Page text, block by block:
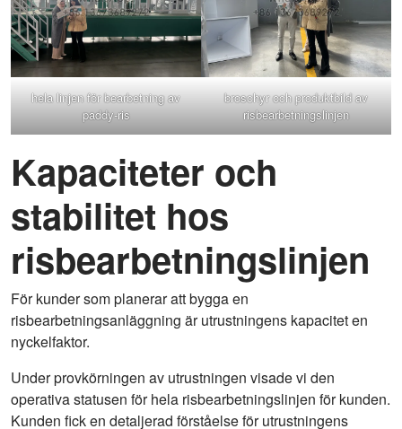
hela linjen för bearbetning av
paddy-ris
broschyr och produktbild av
risbearbetningslinjen
Kapaciteter och
stabilitet hos
risbearbetningslinjen
För kunder som planerar att bygga en
risbearbetningsanläggning är utrustningens kapacitet en
nyckelfaktor.
Under provkörningen av utrustningen visade vi den
operativa statusen för hela risbearbetningslinjen för kunden.
Kunden fick en detaljerad förståelse för utrustningens